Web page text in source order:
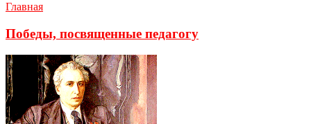
Главная
Победы, посвященные педагогу